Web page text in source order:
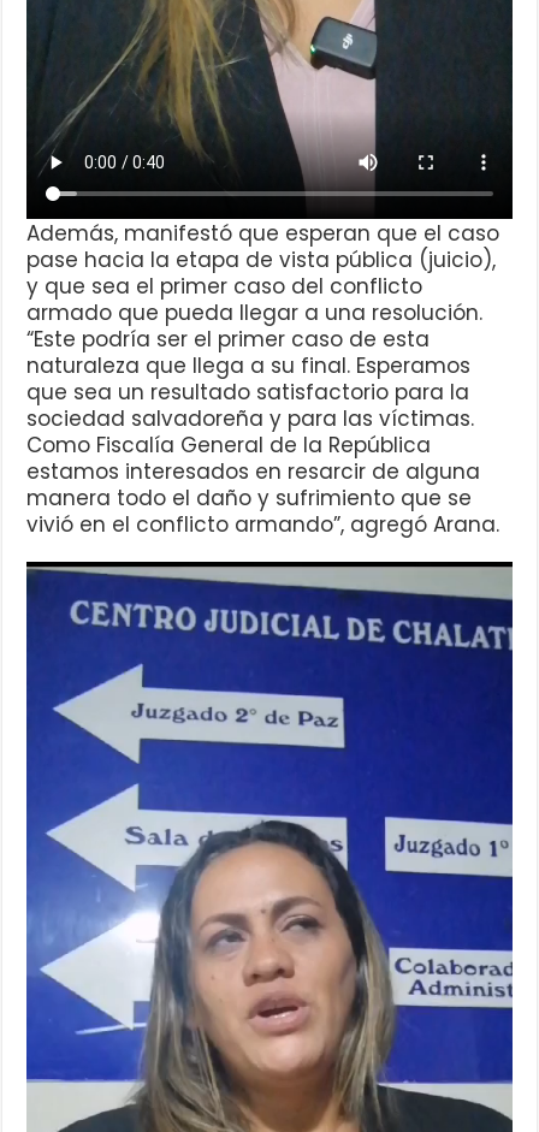
Además, manifestó que esperan que el caso
pase hacia la etapa de vista pública (juicio),
y que sea el primer caso del conflicto
armado que pueda llegar a una resolución.
“Este podría ser el primer caso de esta
naturaleza que llega a su final. Esperamos
que sea un resultado satisfactorio para la
sociedad salvadoreña y para las víctimas.
Como Fiscalía General de la República
estamos interesados en resarcir de alguna
manera todo el daño y sufrimiento que se
vivió en el conflicto armando”, agregó Arana.